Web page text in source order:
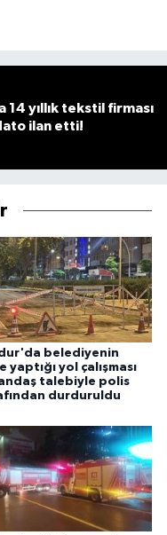
14 yıllık tekstil firması
ilan etti!
belediyenin
yaptığı yol çalışması
talebiyle polis
durduruldu